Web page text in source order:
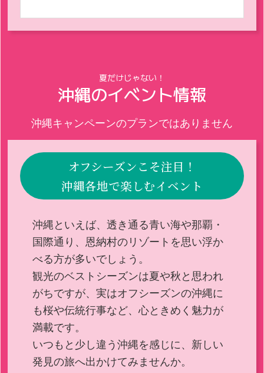
夏だけじゃない！
沖縄のイベント情報
沖縄キャンペーンのプランではありません
オフシーズンこそ注目！
沖縄各地で楽しむイベント
沖縄といえば、透き通る青い海や那覇・
国際通り、恩納村のリゾートを思い浮か
べる方が多いでしょう。
観光のベストシーズンは夏や秋と思われ
がちですが、実はオフシーズンの沖縄に
も桜や伝統行事など、心ときめく魅力が
満載です。
いつもと少し違う沖縄を感じに、新しい
発見の旅へ出かけてみませんか。